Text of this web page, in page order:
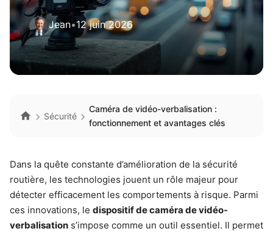
Jean•12 juin 2026
Sécurité
Caméra de vidéo-verbalisation :
fonctionnement et avantages clés
Dans la quête constante d’amélioration de la sécurité
routière, les technologies jouent un rôle majeur pour
détecter efficacement les comportements à risque. Parmi
ces innovations, le dispositif de caméra de vidéo-
verbalisation s’impose comme un outil essentiel. Il permet